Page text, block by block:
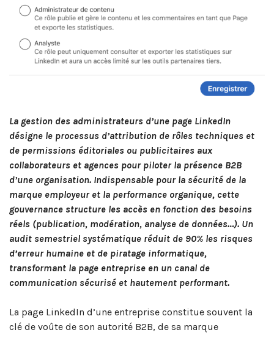
La gestion des administrateurs d’une page LinkedIn
désigne le processus d’attribution de rôles techniques et
de permissions éditoriales ou publicitaires aux
collaborateurs et agences pour piloter la présence B2B
d’une organisation. Indispensable pour la sécurité de la
marque employeur et la performance organique, cette
gouvernance structure les accès en fonction des besoins
réels (publication, modération, analyse de données…). Un
audit semestriel systématique réduit de 90% les risques
d’erreur humaine et de piratage informatique,
transformant la page entreprise en un canal de
communication sécurisé et hautement performant.
La page LinkedIn d’une entreprise constitue souvent la
clé de voûte de son autorité B2B, de sa marque